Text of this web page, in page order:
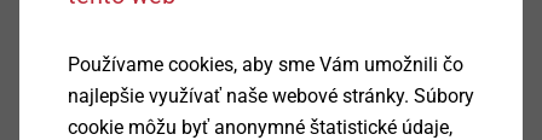
of this cross-disciplinary approach is a screw with
Innovative forming thread
Používame cookies, aby sme Vám umožnili čo
najlepšie využívať naše webové stránky. Súbory
cookie môžu byť anonymné štatistické údaje,